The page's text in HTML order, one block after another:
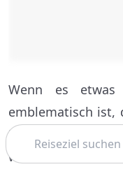
Suchen
Wenn es
emblematisch ist,
Die 1961 zur
während des